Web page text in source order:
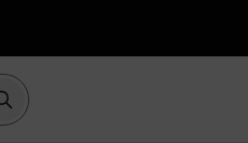
Suche mit Suchwort